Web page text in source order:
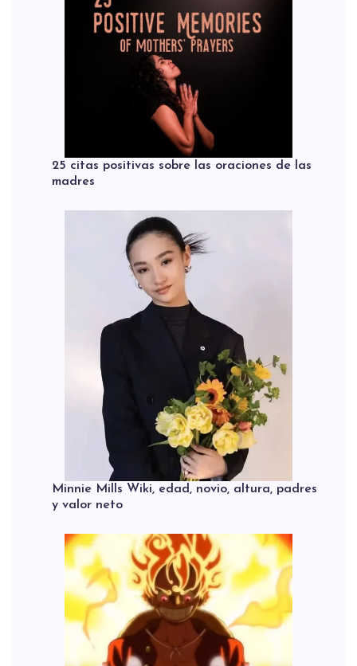
25 citas positivas sobre las oraciones de las
madres
Minnie Mills Wiki, edad, novio, altura, padres
y valor neto